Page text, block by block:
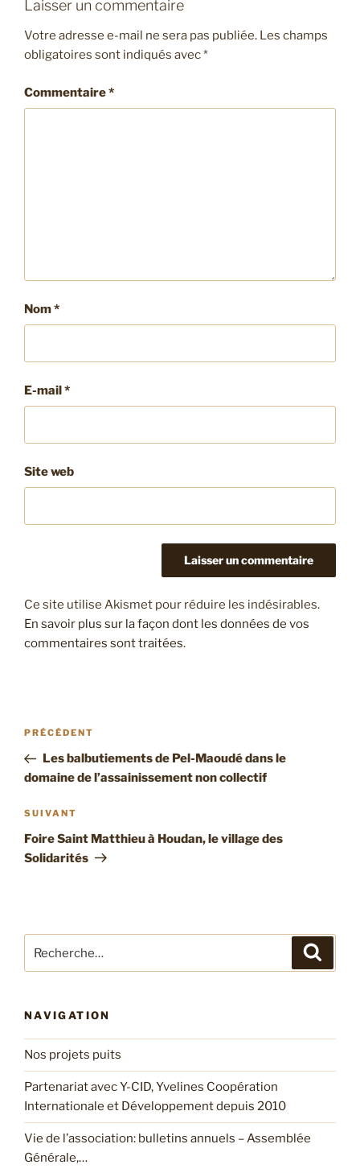
Laisser un commentaire
Votre adresse e-mail ne sera pas publiée. Les champs
obligatoires sont indiqués avec*
Commentaire*
Nom*
E-mail*
Site web
Ce site utilise Akismet pour réduire les indésirables.
En savoir plus sur la façon dont les données de vos
commentaires sont traitées.
Navigation
l’article
Article
précédent
PRÉCÉDENT
Les balbutiements de Pel-Maoudé dans le
domaine de l’assainissement non collectif
Article
suivant
SUIVANT
Foire Saint Matthieu à Houdan, le village des
Solidarités
pour
NAVIGATION
Nos projets puits
Partenariat avec Y-CID, Yvelines Coopération
Internationale et Développement depuis 2010
Vie de l’association: bulletins annuels – Assemblée
Générale,…